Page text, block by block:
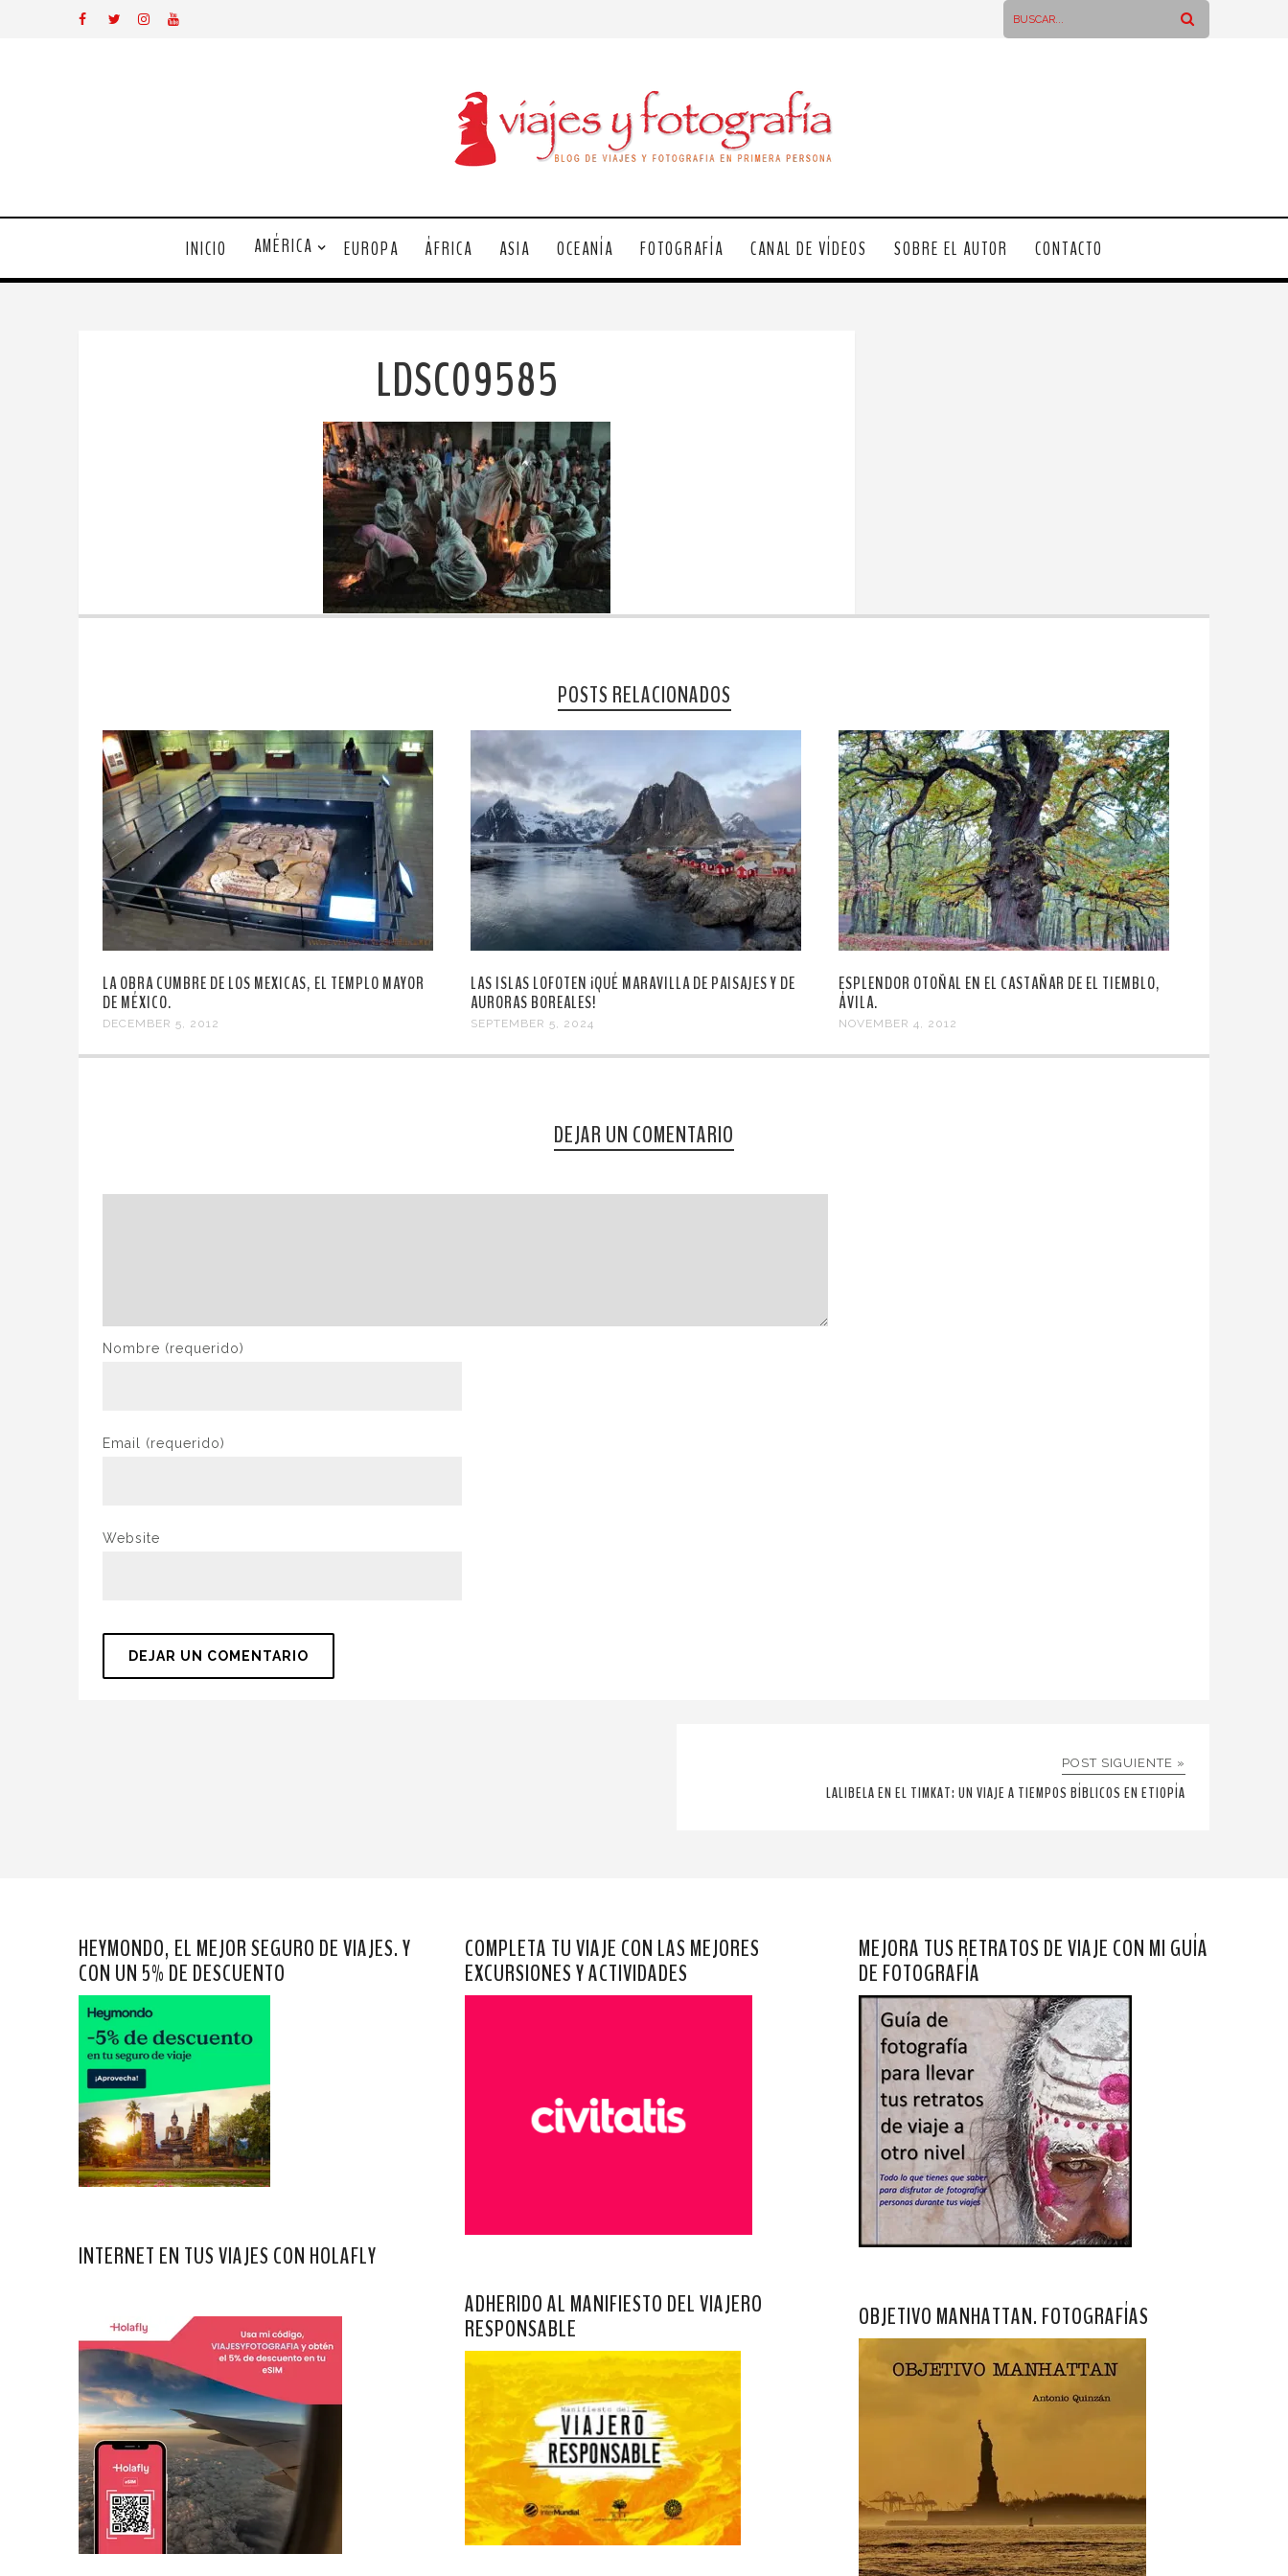
INICIO AMÉRICA EUROPA ÁFRICA ASIA OCEANÍA FOTOGRAFÍA CANAL DE VÍDEOS SOBRE EL AUTOR CONTACTO
LDSC09585
POSTS RELACIONADOS
LA OBRA CUMBRE DE LOS MEXICAS, EL TEMPLO MAYOR
DE MÉXICO.
DECEMBER 5, 2012
LAS ISLAS LOFOTEN ¡QUÉ MARAVILLA DE PAISAJES Y DE
AURORAS BOREALES!
SEPTEMBER 5, 2024
ESPLENDOR OTOÑAL EN EL CASTAÑAR DE EL TIEMBLO,
ÁVILA.
NOVEMBER 4, 2012
DEJAR UN COMENTARIO
Nombre (requerido)
Email (requerido)
Website
POST SIGUIENTE »
LALIBELA EN EL TIMKAT: UN VIAJE A TIEMPOS BÍBLICOS EN ETIOPÍA
HEYMONDO, EL MEJOR SEGURO DE VIAJES. Y
CON UN 5% DE DESCUENTO
INTERNET EN TUS VIAJES CON HOLAFLY
COMPLETA TU VIAJE CON LAS MEJORES
EXCURSIONES Y ACTIVIDADES
ADHERIDO AL MANIFIESTO DEL VIAJERO
RESPONSABLE
MEJORA TUS RETRATOS DE VIAJE CON MI GUÍA
DE FOTOGRAFÍA
OBJETIVO MANHATTAN. FOTOGRAFÍAS